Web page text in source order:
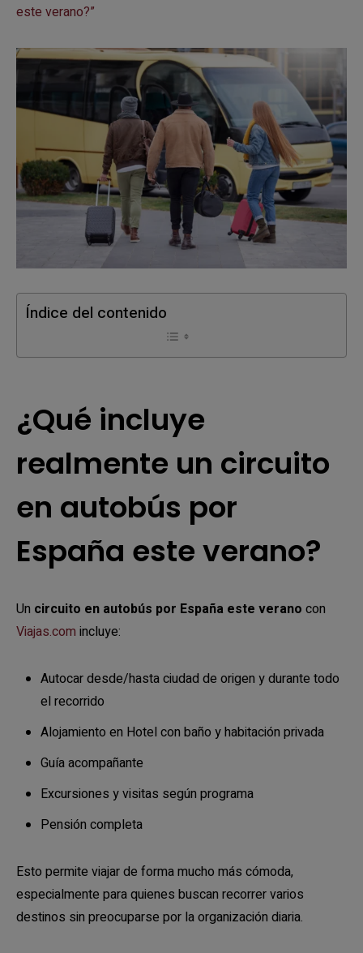
este verano?”
Índice del contenido
¿Qué incluye
realmente un circuito
en autobús por
España este verano?
Un circuito en autobús por España este verano con
Viajas.com incluye:
Autocar desde/hasta ciudad de origen y durante todo
el recorrido
Alojamiento en Hotel con baño y habitación privada
Guía acompañante
Excursiones y visitas según programa
Pensión completa
Esto permite viajar de forma mucho más cómoda,
especialmente para quienes buscan recorrer varios
destinos sin preocuparse por la organización diaria.